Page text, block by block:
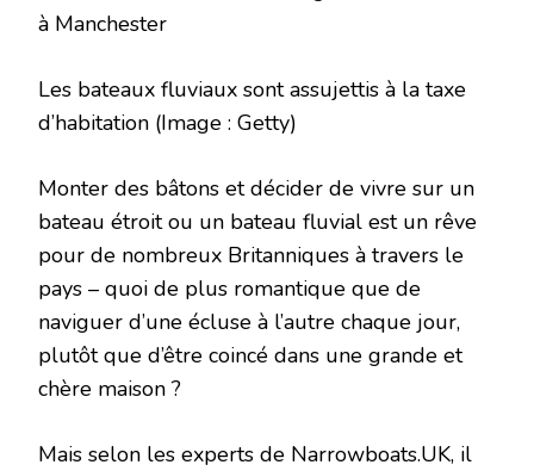
Les bateaux fluviaux sont assujettis à la taxe
d’habitation (Image : Getty)
Monter des bâtons et décider de vivre sur un
bateau étroit ou un bateau fluvial est un rêve
pour de nombreux Britanniques à travers le
pays – quoi de plus romantique que de
naviguer d’une écluse à l’autre chaque jour,
plutôt que d’être coincé dans une grande et
chère maison ?
Mais selon les experts de Narrowboats.UK, il